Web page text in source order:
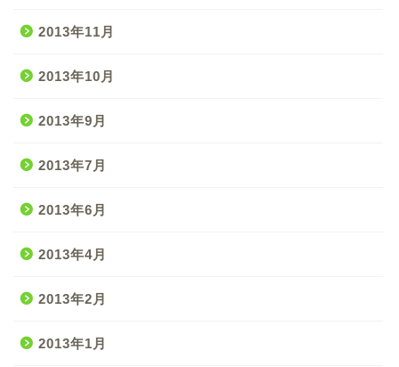
2013年11月
2013年10月
2013年9月
2013年7月
2013年6月
2013年4月
2013年2月
2013年1月